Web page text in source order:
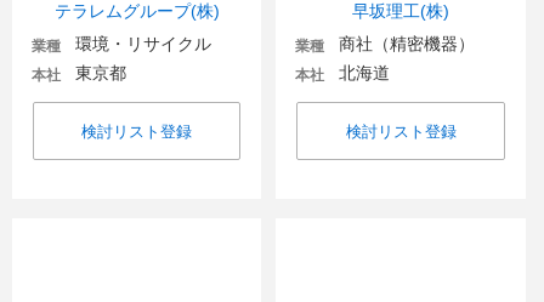
テラレムグループ(株)
業種 環境・リサイクル
本社 東京都
検討リスト登録
早坂理工(株)
業種 商社（精密機器）
本社 北海道
検討リスト登録